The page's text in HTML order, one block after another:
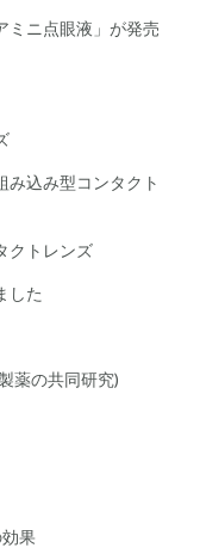
ミニ点眼液」が発売
み込み型コンタクト
クトレンズ
した
薬の共同研究)
果